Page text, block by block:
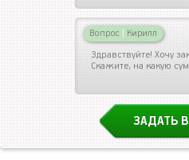
Вопрос | Кирилл
Здравствуйте! Хочу
Скажите, на какую
ЗАДАТЬ